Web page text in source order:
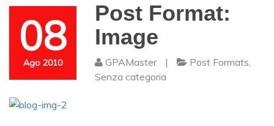
08
Ago 2010
Post Format:
Image
GPAMaster | Post Formats,
Senza categoria